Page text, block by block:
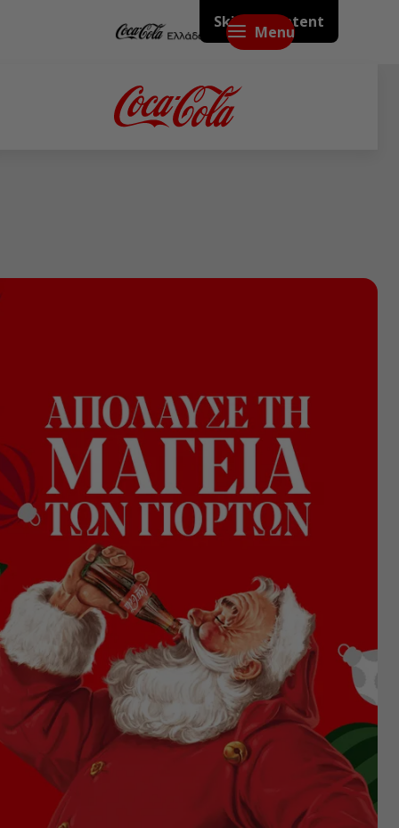
Skip to content
Menu